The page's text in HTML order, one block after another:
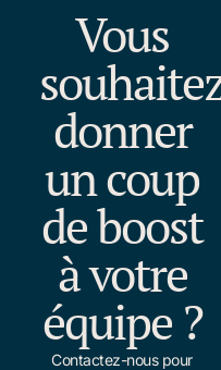
Vous
donner
un coup
de boost
à votre
équipe ?
Contactez-nous pour